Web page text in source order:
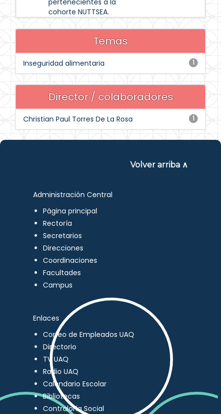
pertenecientes a la
cohorte NUTTSEA.
Temas
1
Inseguridad alimentaria
Director / colaboradores
1
Christian Paul Torres De La Rosa
Volver arriba ∧
Administración Central
Página principal
Rectoría
Secretarios
Direcciones
Coordinaciones
Facultades
Campus
Enlaces
Correo de Empleados UAQ
Directorio
TV UAQ
Radio UAQ
Calendario Escolar
Bibliotecas
Contraloría Social